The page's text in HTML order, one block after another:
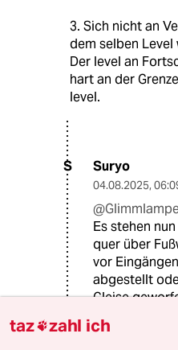
3. Sich nicht an
dem selben
Der level an
hart an der
level.
S Suryo
04.08.2025,
Es stehen
quer über
vor
abgestellt
Gleise
funktionieren
taz zahl ich